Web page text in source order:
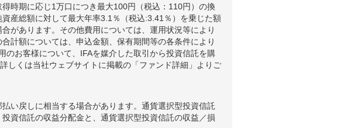
時期に応じ1万口につき最大100円（税込：110円）の換
産総額に対して最大年率3.1％（税込:3.41％）を乗じた額
があります。その他費用については、運用状況等により
計額については、申込金額、保有期間等の各条件により
お客様について、IFAを媒介した取引から投資信託を購
しくは当社ウェブサイトに掲載の「ファンド詳細」よりご
い戻しに相当する場合があります。通貨選択型投資信託
資信託の収益分配金と、通貨選択型投資信託の収益／損